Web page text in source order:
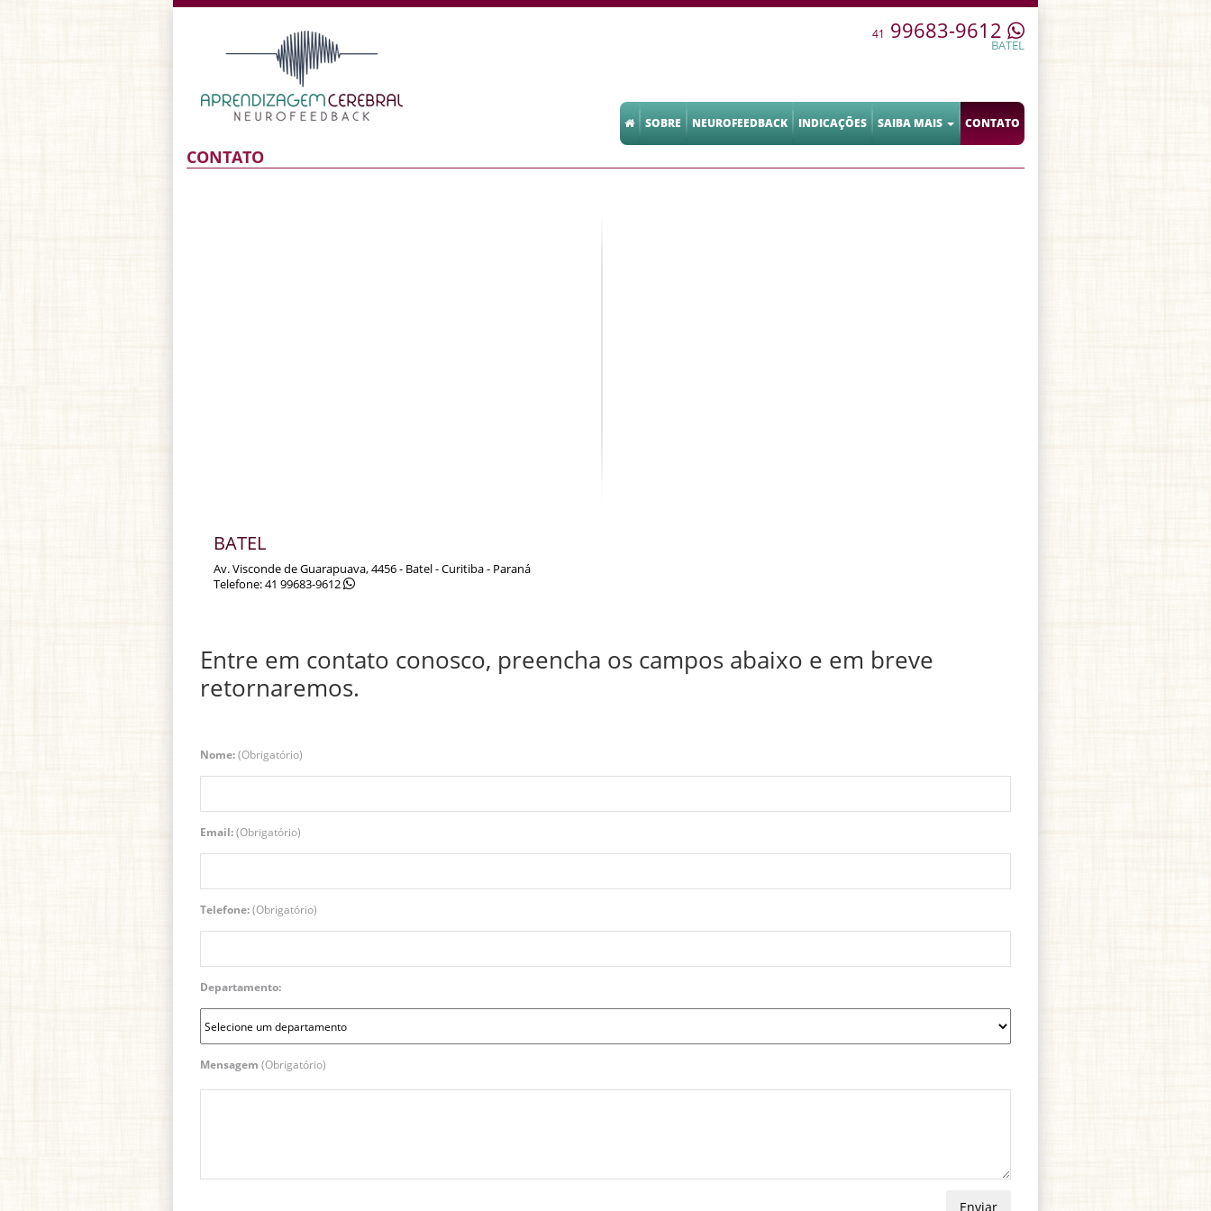
41 99683-9612
BATEL
SOBRE NEUROFEEDBACK INDICAÇÕES SAIBA MAIS CONTATO
CONTATO
BATEL
Av. Visconde de Guarapuava, 4456 - Batel - Curitiba - Paraná
Telefone: 41 99683-9612
Entre em contato conosco, preencha os campos abaixo e em breve
retornaremos.
Nome:(Obrigatório)
Email:(Obrigatório)
Telefone:(Obrigatório)
Departamento:
Mensagem (Obrigatório)
Enviar